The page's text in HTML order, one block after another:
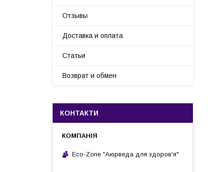
Отзывы
Доставка и оплата
Статьи
Возврат и обмен
КОНТАКТИ
Eco-Zone "Аюрведа для здоров'я"